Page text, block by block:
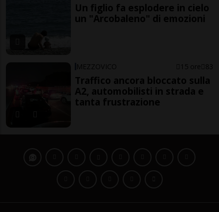
Un figlio fa esplodere in cielo
un "Arcobaleno" di emozioni
MEZZOVICO 15 ore 83
Traffico ancora bloccato sulla
A2, automobilisti in strada e
tanta frustrazione